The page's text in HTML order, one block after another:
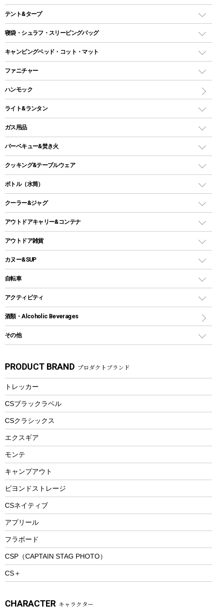
テント&タープ
テント
ツールームテント
ワンポールテント
シェルターテント
ロッジ型・オリジナルテント
タープ
スクエアタープ（レクタタープ）
メッシュタープ
自立式タープ
パラソル
テントアクセサリー
ペグ
グランドシート
ガイドロープ
ツール
寝袋・シュラフ・スリーピングバッグ
レクタングラー型（封筒型）シュラフ
インナーシュラフ
キャンピングベッド・コット・マット
キャンピングベッド・コット
インフレータブルマット
ファニチャー
アウトドアテーブル
レジャーシート
ハンモック
ライト&ランタン
LEDランタン
ガスランタン
オイルランタン
LEDライト
ヘッドライト
キャンドル
ガス用品
ガスバーナー
ガス缶
ガストーチ、ライター
バーベキュー&焚き火
バーベキューコンロ、グリル
焚き火台タイプ（ロースタイル）グリル
卓上タイプグリル
パーティータイプグリル
鉄板、アミ
焚き火台&ストーブ
火起こし
バーベキューツール
クッキング&テーブルウェア
ダッチオーブン
ホットサンドメーカー
クッカーセット
シェラカップ
クッキングツール
ナイフ
カトラリー
マグカップ、カップ
ステンレスボトル
フードボトル
トレー
ランチョンマット
ランチボックス
ボトル（水筒）
ステンレスボトル
コップ付きタイプ
ワンタッチタイプ
プラスチックボトル
ディズニーボトル
クーラー&ジャグ
クーラーボックス
クーラーバッグ
ウォータージャグ
保冷剤
アウトドアキャリー&コンテナ
アウトドアキャリー
アウトドア雑貨
バックパック&バッグ
リュック、バックパック
トートバッグ、サコッシュ
ショッピングキャリー
その他アウトドア雑貨
スプレー関係
ツール、他
カヌー&SUP
インフレータブル
カヤック
パドル
ヘルメット
エアーポンプ
アクセサリー
自転車
折りたたみ自転車
スポーツサイクル
シティサイクル
自転車ウェア
アクティビティ
マリン
ラッシュガード
パラソル
フローティングベスト
ヘルメット
エアーポンプ
ビーチテント
ウィンター
スノーシュー
防寒ウェア
トレッキング
トレッキングアクセサリー
プレイグッズ
ウェルネス
ウェア、タオル
酒類・Alcoholic Beverages
その他
湯たんぽ
防災用品
PRODUCT BRAND プロダクトブランド
トレッカー
CSブラックラベル
CSクラシックス
エクスギア
モンテ
キャンプアウト
ビヨンドストレージ
CSネイティブ
アプリール
フラボード
CSP（CAPTAIN STAG PHOTO）
CS＋
CHARACTER キャラクター